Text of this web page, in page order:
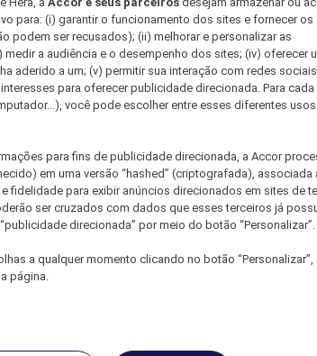
para: (i) garantir o funcionamento dos sites e fornecer os
podem ser recusados); (ii) melhorar e personalizar as
a audiência e o desempenho dos sites; (iv) oferecer
aderido a um; (v) permitir sua interação com redes
para oferecer publicidade direcionada. Para cada
você pode escolher entre esses diferentes
para fins de publicidade direcionada, a Accor
em uma versão “hashed” (criptografada), associada
fidelidade para exibir anúncios direcionados em sites de
ser cruzados com dados que esses terceiros já
direcionada” por meio do botão “Personalizar”.
a qualquer momento clicando no botão “Personalizar”,
página.